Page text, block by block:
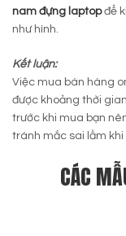
nam đựng laptopđể
như hình.
Kết luận:
Việc mua bán hàng
được khoảng thời
trước khi mua bạn
tránh mắc sai lầm
CÁC